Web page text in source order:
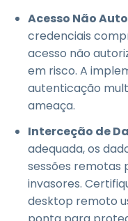
Acesso Não
credenciais
acesso não
em risco. A
autenticação
ameaça.
Interceção de
adequada, os
sessões remotas
invasores.
desktop remoto